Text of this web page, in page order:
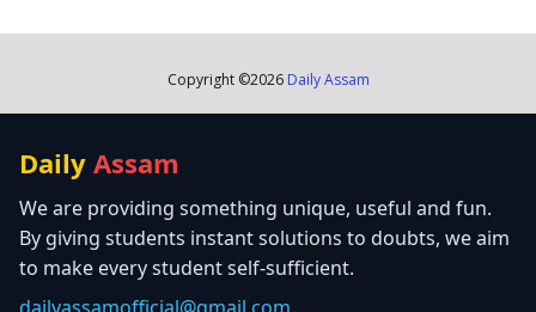
Copyright ©2026 Daily Assam
Daily Assam
We are providing something unique, useful and fun.
By giving students instant solutions to doubts, we aim
to make every student self-sufficient.